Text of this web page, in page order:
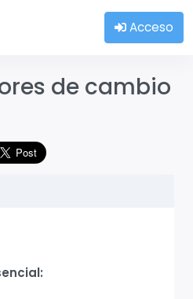
Acceso
de cambio